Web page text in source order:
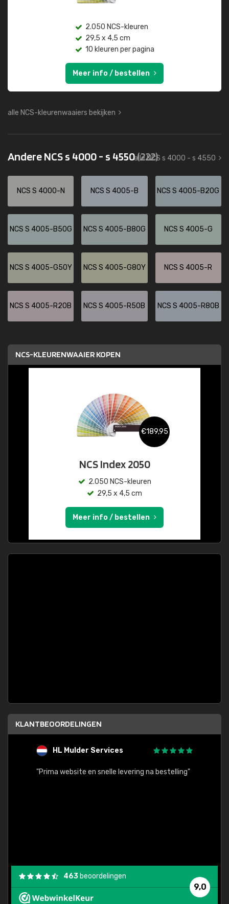
2.050 NCS-kleuren
29,5 x 4,5 cm
10 kleuren per pagina
Meer info / bestellen
alle NCS-kleurenwaaiers bekijken
Andere NCS s 4000 - s 4550(222)
alle NCS s 4000 - s 4550
NCS S 4000-N NCS S 4005-B NCS S 4005-B20G
NCS S 4005-B50G NCS S 4005-B80G NCS S 4005-G
NCS S 4005-G50Y NCS S 4005-G80Y NCS S 4005-R
NCS S 4005-R20B NCS S 4005-R50B NCS S 4005-R80B
NCS-KLEURENWAAIER KOPEN
€189,95
NCS Index 2050
2.050 NCS-kleuren
29,5 x 4,5 cm
Meer info / bestellen
KLANTBEOORDELINGEN
HL Mulder Services
"Prima website en snelle levering na bestelling"
9,0
463 beoordelingen